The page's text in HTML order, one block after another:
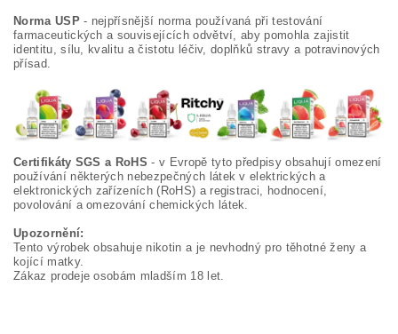
Norma USP- nejpřísnější norma používaná při testování
farmaceutických a souvisejících odvětví, aby pomohla zajistit
identitu, sílu, kvalitu a čistotu léčiv, doplňků stravy a potravinových
přísad.
Certifikáty SGS a RoHS - v Evropě tyto předpisy obsahují omezení
používání některých nebezpečných látek v elektrických a
elektronických zařízeních (RoHS) a registraci, hodnocení,
povolování a omezování chemických látek.
Upozornění:
Tento výrobek obsahuje nikotin a je nevhodný pro těhotné ženy a
kojící matky.
Zákaz prodeje osobám mladším 18 let.